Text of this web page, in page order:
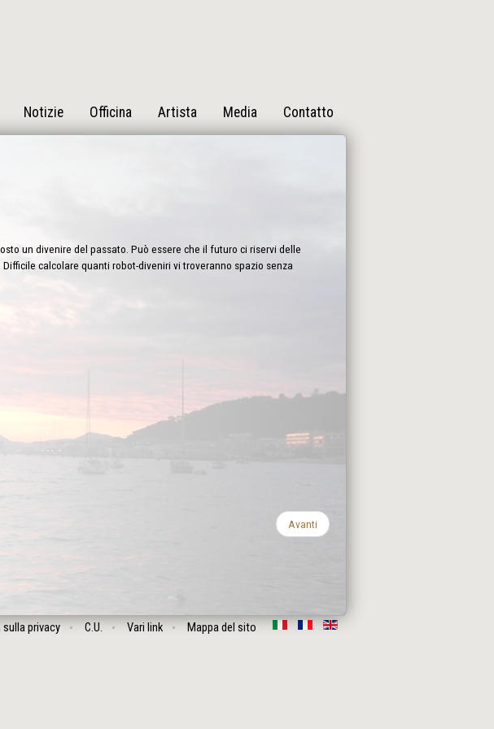
Notizie Officina Artista Media Contatto
un divenire del passato. Può essere che il futuro ci riservi delle
calcolare quanti robot-diveniri vi troveranno spazio senza
Avanti
privacy C.U. Vari link Mappa del sito